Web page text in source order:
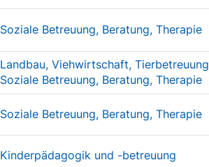
Soziale Betreuung, Beratung, Therapie
Landbau, Viehwirtschaft, Tierbetreuung
Soziale Betreuung, Beratung, Therapie
Soziale Betreuung, Beratung, Therapie
Kinderpädagogik und -betreuung